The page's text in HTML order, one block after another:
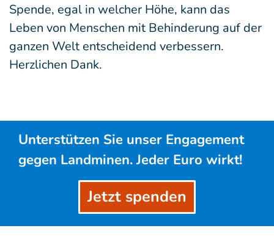
Spende, egal in welcher Höhe, kann das
Leben von Menschen mit Behinderung auf der
ganzen Welt entscheidend verbessern.
Herzlichen Dank.
Unterstützen Sie unser Engagement
gegen Landminen. Jeder Euro wirkt!
Jetzt spenden